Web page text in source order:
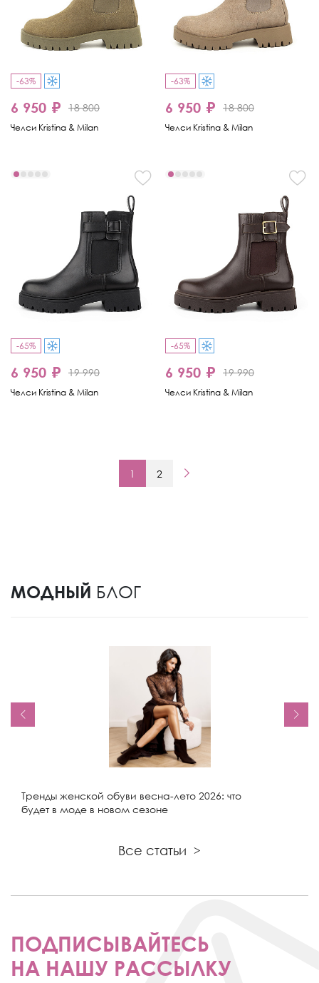
-63%
6 950 ₽ 18 800
Челси Kristina & Milan
-63%
6 950 ₽ 18 800
Челси Kristina & Milan
-65%
6 950 ₽ 19 990
Челси Kristina & Milan
-65%
6 950 ₽ 19 990
Челси Kristina & Milan
1 2
МОДНЫЙ БЛОГ
Тренды женской обуви весна-лето 2026: что
будет в моде в новом сезоне
Все статьи >
ПОДПИСЫВАЙТЕСЬ
НА НАШУ РАССЫЛКУ